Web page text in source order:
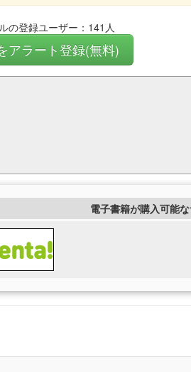
の登録ユーザー：141人
アラート登録(無料)
電子書籍が購入可能